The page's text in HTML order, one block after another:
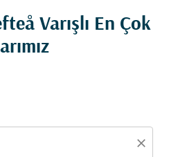
Varışlı En Çok
close
rotanızı güncellemeyi deneyin